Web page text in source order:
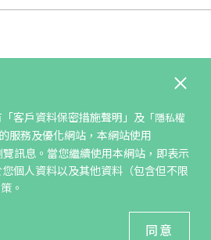
「客戶資料保密措施聲明」 及「隱私權
服務及優化網站，本網站使用
訊息。當您繼續使用本網站，即表示
個人資料以及其他資料（包含但不限
。
同意